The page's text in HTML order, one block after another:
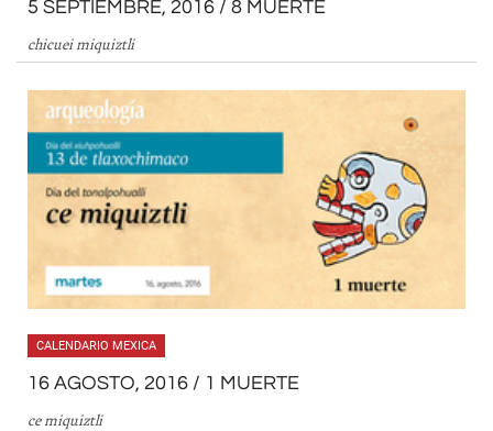
5 SEPTIEMBRE, 2016 / 8 MUERTE
chicuei miquiztli
CALENDARIO MEXICA
16 AGOSTO, 2016 / 1 MUERTE
ce miquiztli